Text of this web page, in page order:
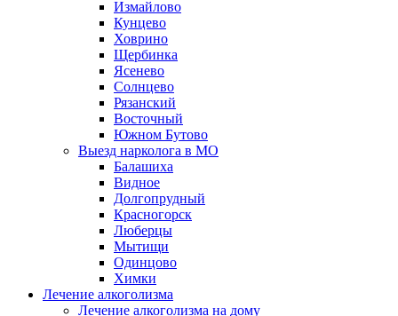
Измайлово
Кунцево
Ховрино
Щербинка
Ясенево
Солнцево
Рязанский
Восточный
Южном Бутово
Выезд нарколога в МО
Балашиха
Видное
Долгопрудный
Красногорск
Люберцы
Мытищи
Одинцово
Химки
Лечение алкоголизма
Лечение алкоголизма на дому